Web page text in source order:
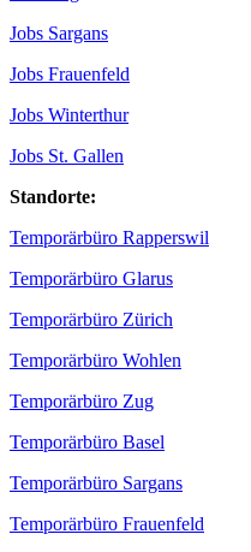
Jobs Sargans
Jobs Frauenfeld
Jobs Winterthur
Jobs St. Gallen
Standorte:
Temporärbüro Rapperswil
Temporärbüro Glarus
Temporärbüro Zürich
Temporärbüro Wohlen
Temporärbüro Zug
Temporärbüro Basel
Temporärbüro Sargans
Temporärbüro Frauenfeld